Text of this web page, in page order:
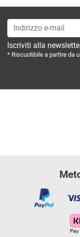
Indirizzo e-mail
Iscriviti alla
* Riscuotibile a partire da